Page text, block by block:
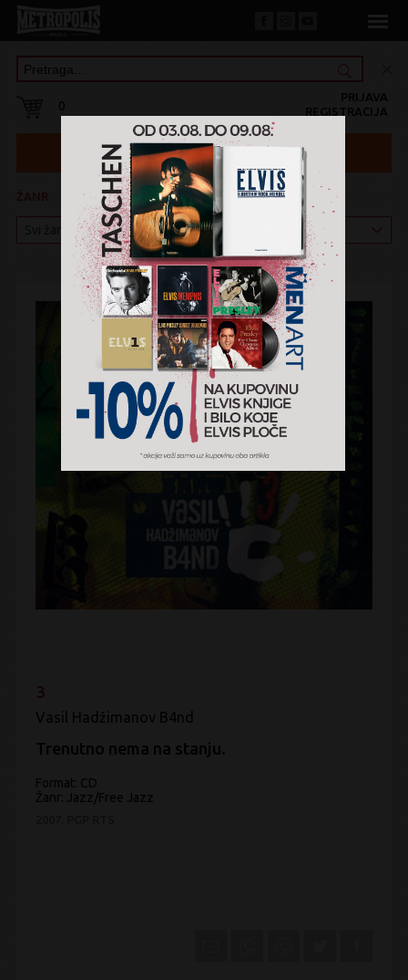
0 REGISTRACIJA
PRIJAVA
KATEGORIJA
Vasil Hadžimanov B4nd
Trenutno nema na stanju.
Format: CD
Žanr:
Jazz/Free Jazz